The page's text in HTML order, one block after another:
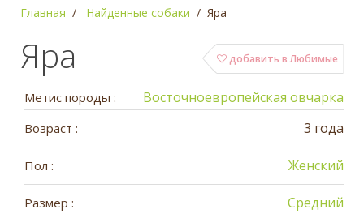
Главная Найденные собаки Яра
добавить в Любимые
Яра
Метис породы : Восточноевропейская овчарка
Возраст : 3 года
Пол : Женский
Размер : Средний